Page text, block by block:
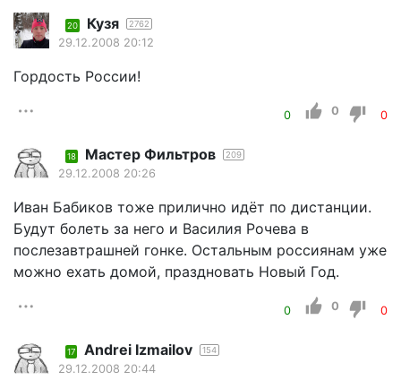
20 Кузя 2762
29.12.2008 20:12
Гордость России!
0 0 0
18 Мастер Фильтров 209
29.12.2008 20:26
Иван Бабиков тоже прилично идёт по дистанции.
Будут болеть за него и Василия Рочева в
послезавтрашней гонке. Остальным россиянам уже
можно ехать домой, праздновать Новый Год.
0 0 0
17 Andrei Izmailov 154
29.12.2008 20:44